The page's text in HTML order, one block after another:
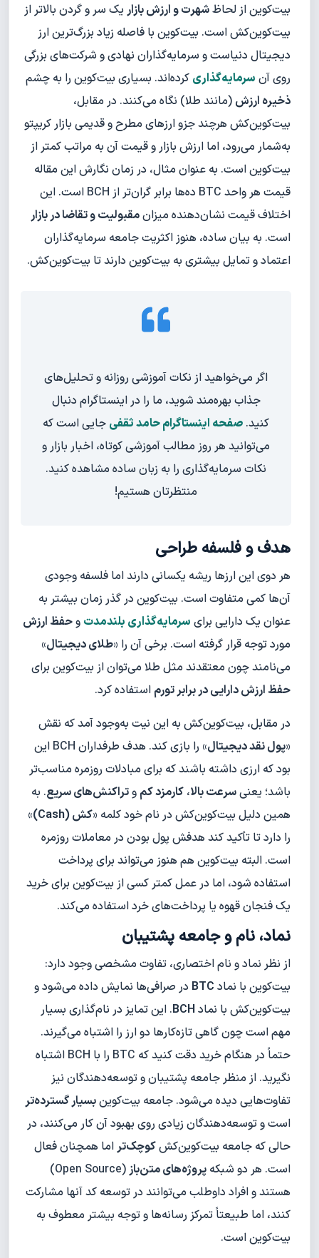
بیت‌کوین از لحاظشهرت و ارزش بازار یک سر و گردن بالاتر از
بیت‌کوین‌کش است. بیت‌کوین با فاصله زیاد بزرگ‌ترین ارز
دیجیتال دنیاست و سرمایه‌گذاران نهادی و شرکت‌های بزرگی
روی آن سرمایه‌گذاری کرده‌اند. بسیاری بیت‌کوین را به چشم
ذخیره ارزش (مانند طلا) نگاه می‌کنند. در مقابل،
بیت‌کوین‌کش هرچند جزو ارزهای مطرح و قدیمی بازار کریپتو
به‌شمار می‌رود، اما ارزش بازار و قیمت آن به مراتب کمتر از
بیت‌کوین است. به عنوان مثال، در زمان نگارش این مقاله
قیمت هر واحد BTC ده‌ها برابر گران‌تر از BCH است. این
اختلاف قیمت نشان‌دهنده میزانمقبولیت و تقاضا در بازار
است. به بیان ساده، هنوز اکثریت جامعه سرمایه‌گذاران
اعتماد و تمایل بیشتری به بیت‌کوین دارند تا بیت‌کوین‌کش.
اگر می‌خواهید از نکات آموزشی روزانه و تحلیل‌های
جذاب بهره‌مند شوید، ما را در اینستاگرام دنبال
کنید. صفحه اینستاگرام حامد ثقفی جایی است که
می‌توانید هر روز مطالب آموزشی کوتاه، اخبار بازار و
نکات سرمایه‌گذاری را به زبان ساده مشاهده کنید.
منتظرتان هستیم!
هدف و فلسفه طراحی
هر دوی این ارزها ریشه یکسانی دارند اما فلسفه وجودی
آن‌ها کمی متفاوت است. بیت‌کوین در گذر زمان بیشتر به
عنوان یک دارایی برای سرمایه‌گذاری بلندمدت وحفظ ارزش
مورد توجه قرار گرفته است. برخی آن را «طلای دیجیتال»
می‌نامند چون معتقدند مثل طلا می‌توان از بیت‌کوین برای
حفظ ارزش دارایی در برابر تورم استفاده کرد.
در مقابل، بیت‌کوین‌کش به این نیت به‌وجود آمد که نقش
«پول نقد دیجیتال
» را بازی کند. هدف طرفداران BCH این
بود که ارزی داشته باشند که برای مبادلات روزمره مناسب‌تر
باشد؛ یعنیسرعت بالا، کارمزد کم وتراکنش‌های سریع. به
همین دلیل بیت‌کوین‌کش در نام خود کلمه «کش (Cash)
»
را دارد تا تأکید کند هدفش پول بودن در معاملات روزمره
است. البته بیت‌کوین هم هنوز می‌تواند برای پرداخت
استفاده شود، اما در عمل کمتر کسی از بیت‌کوین برای خرید
یک فنجان قهوه یا پرداخت‌های خرد استفاده می‌کند.
نماد، نام و جامعه پشتیبان
از نظر نماد و نام اختصاری، تفاوت مشخصی وجود دارد:
بیت‌کوین با نماد BTC در صرافی‌ها نمایش داده می‌شود و
بیت‌کوین‌کش با نمادBCH. این تمایز در نام‌گذاری بسیار
مهم است چون گاهی تازه‌کارها دو ارز را اشتباه می‌گیرند.
حتماً در هنگام خرید دقت کنید که BTC را با BCH اشتباه
نگیرید. از منظر جامعه پشتیبان و توسعه‌دهندگان نیز
تفاوت‌هایی دیده می‌شود. جامعه بیت‌کوینبسیار گسترده‌تر
است و توسعه‌دهندگان زیادی روی بهبود آن کار می‌کنند، در
حالی که جامعه بیت‌کوین‌کشکوچک‌تراما همچنان فعال
است. هر دو شبکه پروژه‌های متن‌باز
(Open Source)
هستند و افراد داوطلب می‌توانند در توسعه کد آنها مشارکت
کنند، اما طبیعتاً تمرکز رسانه‌ها و توجه بیشتر معطوف به
بیت‌کوین است.